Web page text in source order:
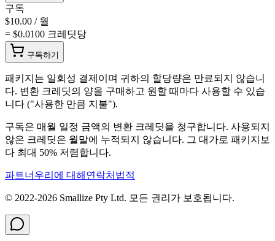
구독
$10.00 / 월
= $0.0100 크레딧당
구독하기
패키지는 일회성 결제이며 귀하의 할당량은 만료되지 않습니
다. 변환 크레딧의 양을 구매하고 원할 때마다 사용할 수 있습
니다 ("사용한 만큼 지불").
구독은 매월 일정 금액의 변환 크레딧을 청구합니다. 사용되지
않은 크레딧은 월말에 누적되지 않습니다. 그 대가로 패키지보
다 최대 50% 저렴합니다.
파트너 우리에 대해 연락처 법적
© 2022-2026 Smallize Pty Ltd. 모든 권리가 보호됩니다.